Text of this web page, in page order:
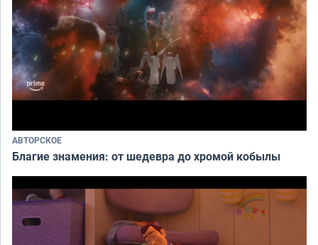
АВТОРСКОЕ
Благие знамения: от шедевра до хромой кобылы